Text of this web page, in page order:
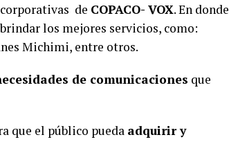
de COPACO- VOX. En donde
los mejores servicios, como:
Michimi, entre otros.
de comunicaciones que
que el público pueda adquirir y